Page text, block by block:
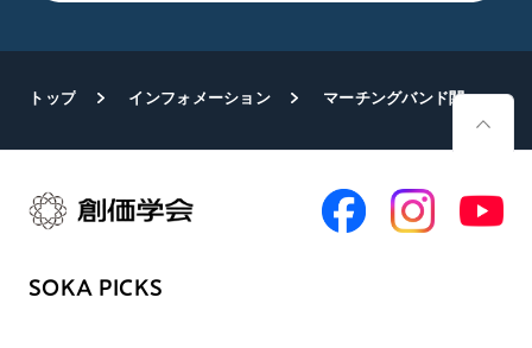
トップ インフォメーション マーチングバンド関東大会 創価ルネサンスバンガードが全国進出
SOKA PICKS